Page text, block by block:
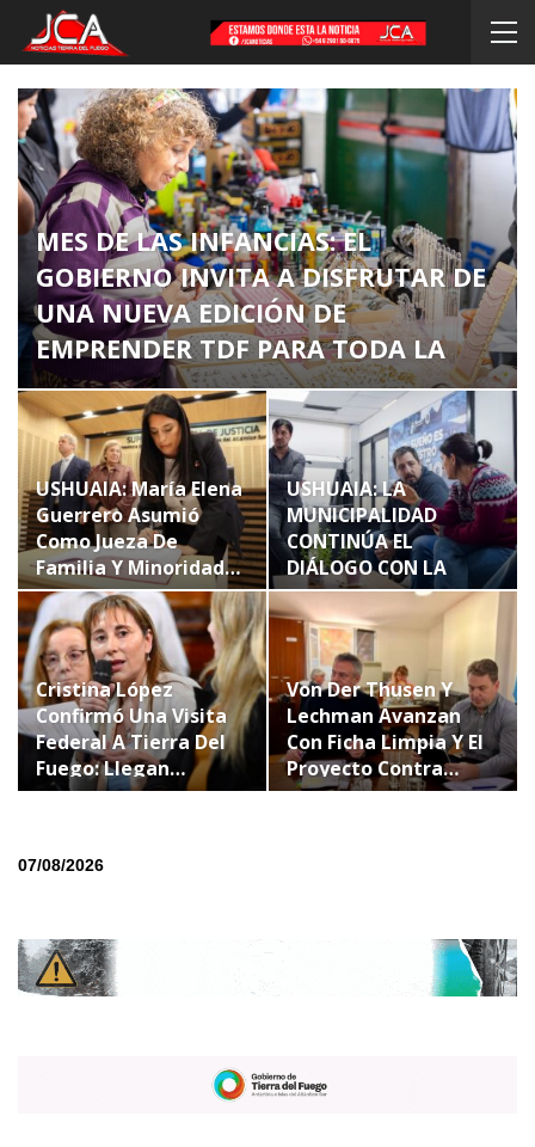
MES DE LAS INFANCIAS: EL
GOBIERNO INVITA A DISFRUTAR DE
UNA NUEVA EDICIÓN DE
EMPRENDER TDF PARA TODA LA
FAMILIA
Admin Ago 6, 2026
USHUAIA: María Elena
Guerrero Asumió
Como Jueza De
Familia Y Minoridad…
USHUAIA: LA
MUNICIPALIDAD
CONTINÚA EL
DIÁLOGO CON LA
ESCUELA LAS…
Cristina López
Confirmó Una Visita
Federal A Tierra Del
Fuego: Llegan…
Von Der Thusen Y
Lechman Avanzan
Con Ficha Limpia Y El
Proyecto Contra…
07/08/2026